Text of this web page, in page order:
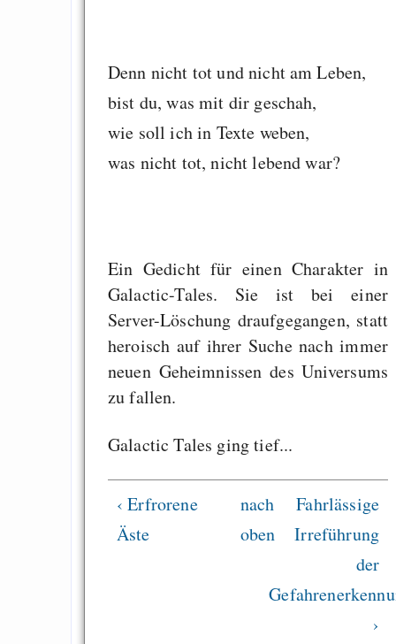
Denn nicht tot und nicht am Leben,
bist du, was mit dir geschah,
wie soll ich in Texte weben,
was nicht tot, nicht lebend war?
Ein Gedicht für einen Charakter in
Galactic-Tales. Sie ist bei einer
Server-Löschung draufgegangen, statt
heroisch auf ihrer Suche nach immer
neuen Geheimnissen des Universums
zu fallen.
Galactic Tales ging tief...
‹ Erfrorene
Äste
nach
oben
Fahrlässige
Irreführung
der
›
Zuletzt angezeigt:
Fehlinfos zum Hurd
time
Kommentar zur
Bedingungslosen
Grundeinkommen
Alltag in
Klimaneutralen Welt
Nebelfest -
Rissen
Curb impacts